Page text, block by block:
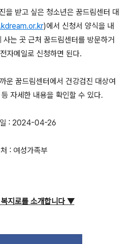
을 받고 싶은 청소년은 꿈드림센터 대
)에서 신청서 양식을 내
사는 곳 근처 꿈드림센터를 방문하거
자메일로 신청하면 된다.
운 꿈드림센터에서 건강검진 대상여
자세한 내용을 확인할 수 있다.
: 2024-04-26
: 여성가족부
지로를 소개합니다 ▼